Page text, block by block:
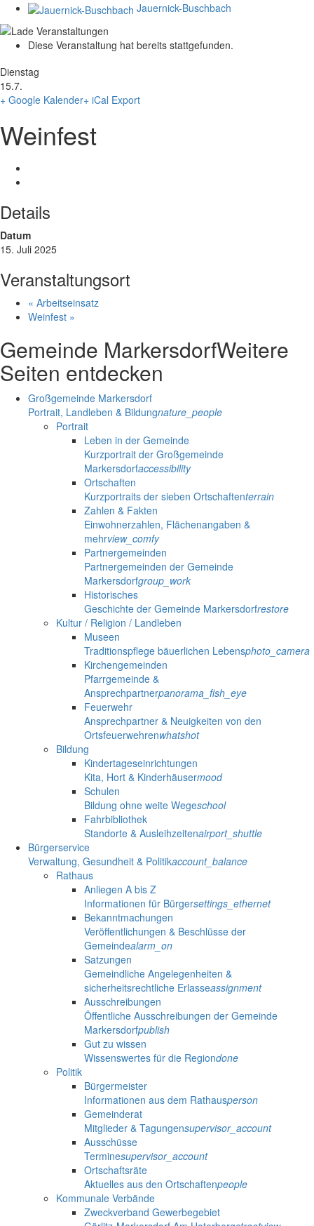
Jauernick-Buschbach
Diese Veranstaltung hat bereits stattgefunden.
Dienstag
15.7.
+ Google Kalender+ iCal Export
Weinfest
Details
Datum
15. Juli 2025
Veranstaltungsort
« Arbeitseinsatz
Weinfest »
Gemeinde MarkersdorfWeitere
Seiten entdecken
Großgemeinde Markersdorf
Portrait, Landleben & Bildungnature_people
Portrait
Leben in der Gemeinde
Kurzportrait der Großgemeinde
Markersdorfaccessibility
Ortschaften
Kurzportraits der sieben Ortschaftenterrain
Zahlen & Fakten
Einwohnerzahlen, Flächenangaben &
mehrview_comfy
Partnergemeinden
Partnergemeinden der Gemeinde
Markersdorfgroup_work
Historisches
Geschichte der Gemeinde Markersdorfrestore
Kultur / Religion / Landleben
Museen
Traditionspflege bäuerlichen Lebensphoto_camera
Kirchengemeinden
Pfarrgemeinde &
Ansprechpartnerpanorama_fish_eye
Feuerwehr
Ansprechpartner & Neuigkeiten von den
Ortsfeuerwehrenwhatshot
Bildung
Kindertageseinrichtungen
Kita, Hort & Kinderhäusermood
Schulen
Bildung ohne weite Wegeschool
Fahrbibliothek
Standorte & Ausleihzeitenairport_shuttle
Bürgerservice
Verwaltung, Gesundheit & Politikaccount_balance
Rathaus
Anliegen A bis Z
Informationen für Bürgersettings_ethernet
Bekanntmachungen
Veröffentlichungen & Beschlüsse der
Gemeindealarm_on
Satzungen
Gemeindliche Angelegenheiten &
sicherheitsrechtliche Erlasseassignment
Ausschreibungen
Öffentliche Ausschreibungen der Gemeinde
Markersdorfpublish
Gut zu wissen
Wissenswertes für die Regiondone
Politik
Bürgermeister
Informationen aus dem Rathausperson
Gemeinderat
Mitglieder & Tagungensupervisor_account
Ausschüsse
Terminesupervisor_account
Ortschaftsräte
Aktuelles aus den Ortschaftenpeople
Kommunale Verbände
Zweckverband Gewerbegebiet